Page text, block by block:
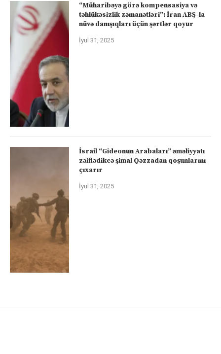
“Müharibəyə görə kompensasiya və
təhlükəsizlik zəmanətləri”: İran ABŞ-la
nüvə danışıqları üçün şərtlər qoyur
İyul 31, 2025
İsrail “Gideonun Arabaları” əməliyyatı
zəiflədikcə şimal Qəzzadan qoşunlarını
çıxarır
İyul 31, 2025